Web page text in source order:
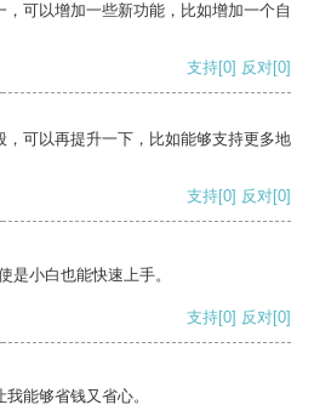
可以增加一些新功能，比如增加一个自
支持[0] 反对[0]
可以再提升一下，比如能够支持更多地
支持[0] 反对[0]
是小白也能快速上手。
支持[0] 反对[0]
能够省钱又省心。